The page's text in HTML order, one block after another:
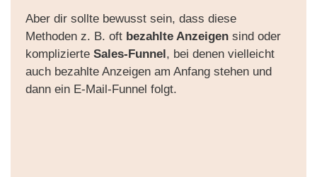
Aber dir sollte bewusst sein, dass diese
Methoden z. B. oft bezahlte Anzeigensind oder
komplizierteSales-Funnel, bei denen vielleicht
auch bezahlte Anzeigen am Anfang stehen und
dann ein E-Mail-Funnel folgt.